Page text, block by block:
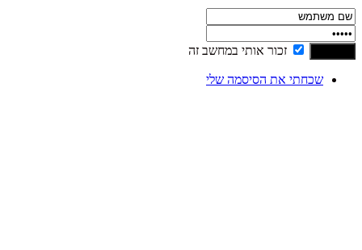
זכור אותי במחשב זה
שכחתי את הסיסמה שלי